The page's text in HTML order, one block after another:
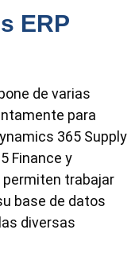
ERP
de varias
para
365 Supply
Finance y
permiten trabajar
base de datos
diversas